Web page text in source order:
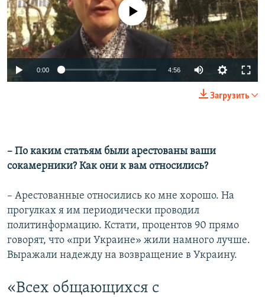
No media source currently available
0:00 4:56
Загрузить
– По каким статьям были арестованы ваши
сокамерники? Как они к вам относились?
– Арестованные относились ко мне хорошо. На
прогулках я им периодически проводил
политинформацию. Кстати, процентов 90 прямо
говорят, что «при Украине» жили намного лучше.
Выражали надежду на возвращение в Украину.
«Всех общающихся с